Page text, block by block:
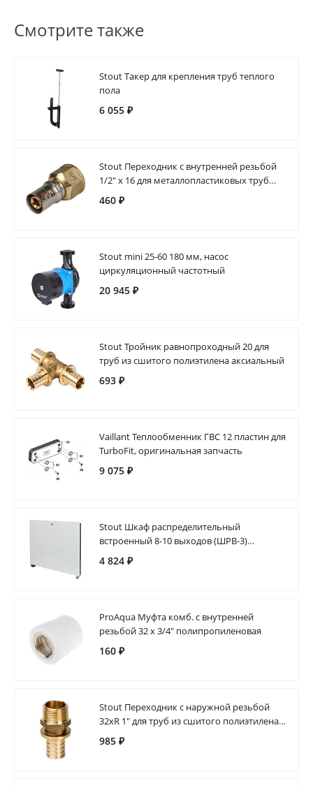
Смотрите также
Stout Такер для крепления труб теплого
пола
6 055 ₽
Stout Переходник с внутренней резьбой
1/2" х 16 для металлопластиковых труб
прессовой
460 ₽
Stout mini 25-60 180 мм, насос
циркуляционный частотный
20 945 ₽
Stout Тройник равнопроходный 20 для
труб из сшитого полиэтилена аксиальный
693 ₽
Vaillant Теплообменник ГВС 12 пластин для
TurboFit, оригинальная запчасть
9 075 ₽
Stout Шкаф распределительный
встроенный 8-10 выходов (ШРВ-3)
670х125х746
4 824 ₽
ProAqua Муфта комб. с внутренней
резьбой 32 х 3/4" полипропиленовая
160 ₽
Stout Переходник с наружной резьбой
32xR 1" для труб из сшитого полиэтилена
аксиальный
985 ₽